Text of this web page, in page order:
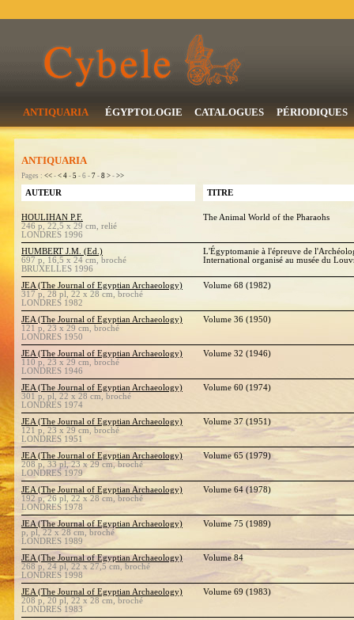
ANTIQUARIA ÉGYPTOLOGIE CATALOGUES PÉRIODIQUES
ANTIQUARIA
Pages : << - < 4 - 5 - 6 - 7 - 8 > - >>
AUTEUR TITRE
HOULIHAN P.F.
246 p, 22,5 x 29 cm, relié
LONDRES 1996
The Animal World of the Pharaohs
HUMBERT J.M. (Ed.)
697 p, 16,5 x 24 cm, broché
BRUXELLES 1996
L'Égyptomanie à l'épreuve de
International organisé au musée du
JEA (The Journal of Egyptian Archaeology)
317 p, 28 pl, 22 x 28 cm, broché
LONDRES 1982
Volume 68 (1982)
JEA (The Journal of Egyptian Archaeology)
121 p, 23 x 29 cm, broché
LONDRES 1950
Volume 36 (1950)
JEA (The Journal of Egyptian Archaeology)
110 p, 23 x 29 cm, broché
LONDRES 1946
Volume 32 (1946)
JEA (The Journal of Egyptian Archaeology)
301 p, pl, 22 x 28 cm, broché
LONDRES 1974
Volume 60 (1974)
JEA (The Journal of Egyptian Archaeology)
121 p, 23 x 29 cm, broché
LONDRES 1951
Volume 37 (1951)
JEA (The Journal of Egyptian Archaeology)
208 p, 33 pl, 23 x 29 cm, broché
LONDRES 1979
Volume 65 (1979)
JEA (The Journal of Egyptian Archaeology)
192 p, 26 pl, 22 x 28 cm, broché
LONDRES 1978
Volume 64 (1978)
JEA (The Journal of Egyptian Archaeology)
p, pl, 22 x 28 cm, broché
LONDRES 1989
Volume 75 (1989)
JEA (The Journal of Egyptian Archaeology)
268 p, 24 pl, 22 x 27,5 cm, broché
LONDRES 1998
Volume 84
JEA (The Journal of Egyptian Archaeology)
208 p, 20 pl, 22 x 28 cm, broché
LONDRES 1983
Volume 69 (1983)